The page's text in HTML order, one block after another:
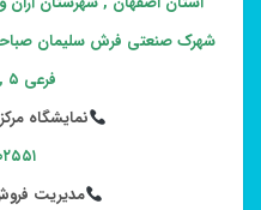
شهرک صنعتی فرش سلیمان
فرعی ۵ , نبش بلوار
نمایشگاه
مدیریت